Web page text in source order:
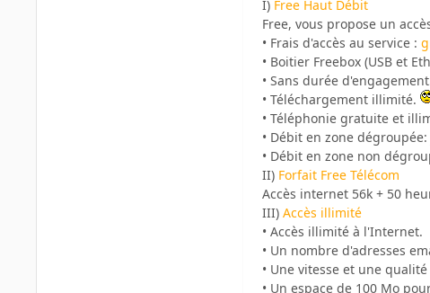
I) Free Haut Débit
Free, vous propose un
• Frais d'accès au service :
• Boitier Freebox (USB et
• Sans durée
• Téléchargement illimité.
• Téléphonie gratuite et
• Débit en zone
• Débit en zone non
II) Forfait Free Télécom
Accès internet 56k + 50
III) Accès illimité
• Accès illimité à l'Internet.
• Un nombre d'adresses
• Une vitesse et une qualité
• Un espace de 100 Mo